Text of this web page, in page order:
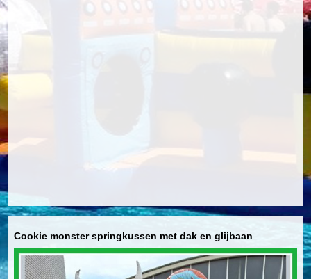
Cookie monster springkussen met dak en glijbaan